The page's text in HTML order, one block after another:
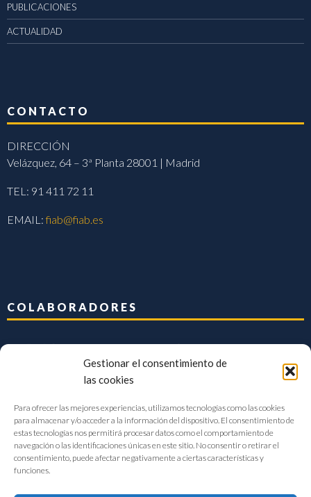
Gestionar el consentimiento de
las cookies
Para ofrecer las mejores experiencias, utilizamos tecnologías como las cookies
para almacenar y/o acceder a la información del dispositivo. El consentimiento de
estas tecnologías nos permitirá procesar datos como el comportamiento de
navegación o las identificaciones únicas en este sitio. No consentir o retirar el
consentimiento, puede afectar negativamente a ciertas características y
funciones.
PUBLICACIONES
ACTUALIDAD
CONTACTO
DIRECCIÓN
Velázquez, 64 – 3ª Planta 28001 | Madrid
TEL: 91 411 72 11
EMAIL:fiab@fiab.es
COLABORADORES